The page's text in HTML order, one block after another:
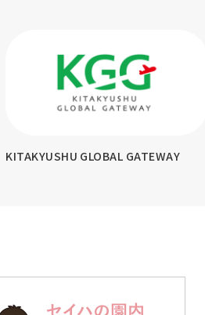
KITAKYUSHU GLOBAL GATEWAY